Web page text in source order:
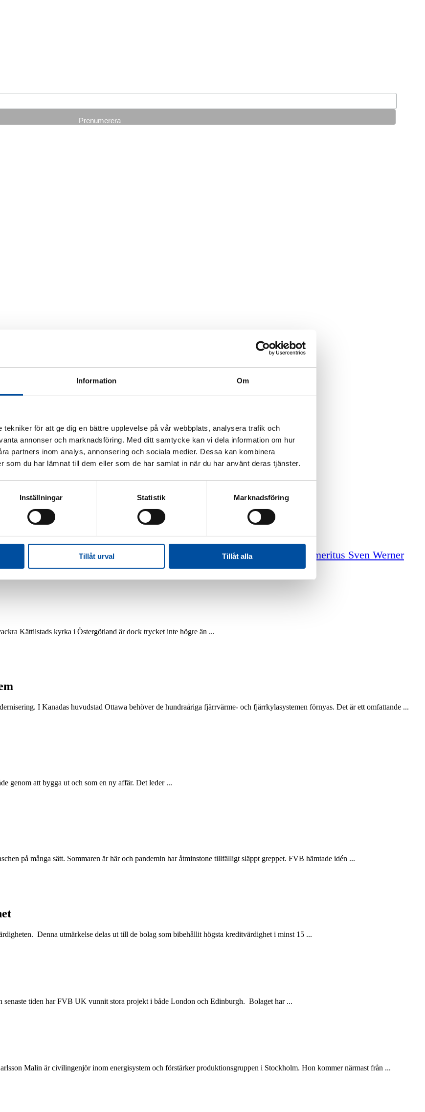
Information Om
tekniker för att ge dig en bättre upplevelse på vår webbplats, analysera trafik och
annonser och marknadsföring. Med ditt samtycke kan vi dela information om hur
partners inom analys, annonsering och sociala medier. Dessa kan kombinera
som du har lämnat till dem eller som de har samlat in när du har använt deras tjänster.
Inställningar Statistik Marknadsföring
Tillåt urval Tillåt alla
Jobba hos oss Lediga tjänster Professor emeritus Sven Werner
Kättilstads kyrka i Östergötland är dock trycket inte högre än ...
I Kanadas huvudstad Ottawa behöver de hundraåriga fjärrvärme- och fjärrkylasystemen förnyas. Det är ett omfattande ...
genom att bygga ut och som en ny affär. Det leder ...
på många sätt. Sommaren är här och pandemin har åtminstone tillfälligt släppt greppet. FVB hämtade idén ...
Denna utmärkelse delas ut till de bolag som bibehållit högsta kreditvärdighet i minst 15 ...
tiden har FVB UK vunnit stora projekt i både London och Edinburgh. Bolaget har ...
Malin är civilingenjör inom energisystem och förstärker produktionsgruppen i Stockholm. Hon kommer närmast från ...